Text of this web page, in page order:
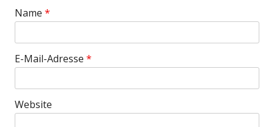
Name *
E-Mail-Adresse *
Website